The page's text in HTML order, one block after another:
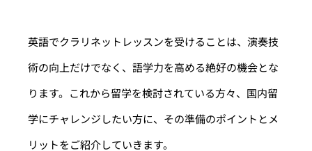
英語でクラリネットレッスンを受けることは、演奏技
術の向上だけでなく、語学力を高める絶好の機会とな
ります。これから留学を検討されている方々、国内留
学にチャレンジしたい方に、その準備のポイントとメ
リットをご紹介していきます。